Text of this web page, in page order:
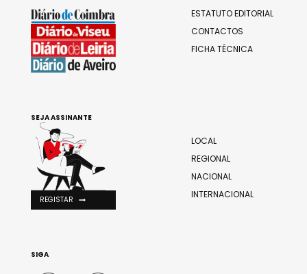
ESTATUTO EDITORIAL
CONTACTOS
FICHA TÉCNICA
LOCAL
REGIONAL
NACIONAL
INTERNACIONAL
SEJA ASSINANTE
REGISTAR
SIGA